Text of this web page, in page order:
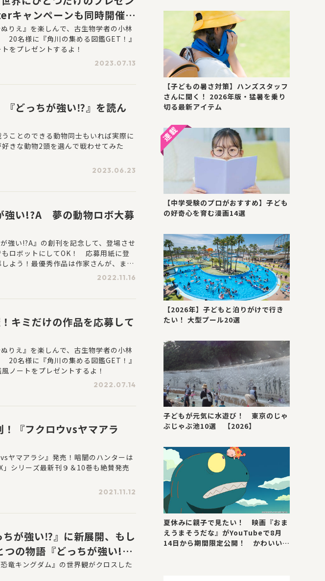
キャンペーンも同時開催
りえ』を楽しんで、古生物学者の小林
20名様に『角川の集める図鑑GET！』
をプレゼントするよ！
2023.07.13
『どっちが強い⁉』を読ん
ことのできる動物同士もいれば実際に
きな動物2頭を選んで戦わせてみた
2023.06.23
強い!?A 夢の動物ロボ大募
強い!?A』の創刊を記念して、登場させ
ロボットにしてOK！ 応募用紙に登
よう！最優秀作品は作家さんが、まん
2022.11.16
キミだけの作品を応募して
りえ』を楽しんで、古生物学者の小林
20名様に『角川の集める図鑑GET！』
ノートをプレゼントするよ！
2022.07.14
！『フクロウvsヤマアラ
ヤマアラシ』発売！暗闇のハンターは
シリーズ最新刊９＆10巻も絶賛発売
2021.11.12
が強い⁉』に新展開、もし
の物語『どっちが強い!?X
定竜キングダム』の世界観がクロスした
【子どもの暑さ対策】ハンズスタッフ
さんに聞く！ 2026年版・猛暑を乗り
切る最新アイテム
【中学受験のプロがおすすめ】子ども
の好奇心を育む漫画14選
【2026年】子どもと泊りがけで行き
たい！ 大型プール20選
子どもが元気に水遊び！ 東京のじゃ
ぶじゃぶ池10選 【2026】
夏休みに親子で見たい！ 映画『おま
えうまそうだな』がYouTubeで8月
14日から期間限定公開！ かわいい＆